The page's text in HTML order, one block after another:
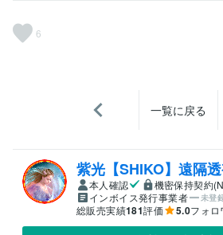
6
一覧に戻る
紫光【SHIKO】遠隔
本人確認
機密保持契約
インボイス発行事業者
未登
総販売実績181評価 5.0フォロ